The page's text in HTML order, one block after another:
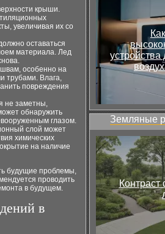
крыши.
увеличивая их со
оставаться
материала. Лед
особенно на
трубами. Влага,
повреждения
не заметны,
обнаружить
глазом.
слой может
химических
на наличие
будущие проблемы,
проводить
в будущем.
в
Земляные
Контраст